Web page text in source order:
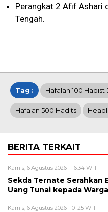
Perangkat 2 Afif Ashari
Tengah.
Tag : Hafalan 100 Hadist
Hafalan 500 Hadits
BERITA TERKAIT
Kamis, 6 Agustus 2026 - 16:34 WIT
Sekda Ternate Serahkan
Uang Tunai kepada
Kamis, 6 Agustus 2026 - 01:25 WIT